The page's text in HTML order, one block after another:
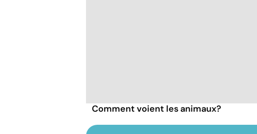
Comment voient les animaux?